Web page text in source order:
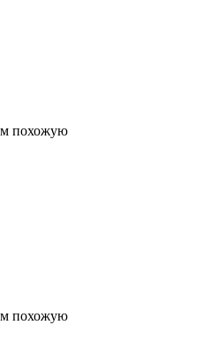
похожую
похожую